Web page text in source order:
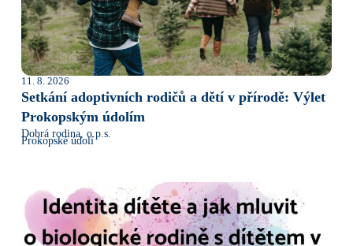
11. 8. 2026
Setkání adoptivních rodičů a dětí v přírodě: Výlet
Prokopským údolím
Dobrá rodina, o.p.s.
Prokopské údolí